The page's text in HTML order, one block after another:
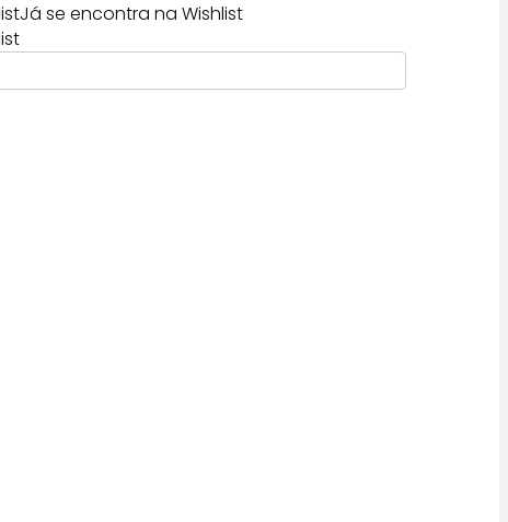
Já se encontra na Wishlist